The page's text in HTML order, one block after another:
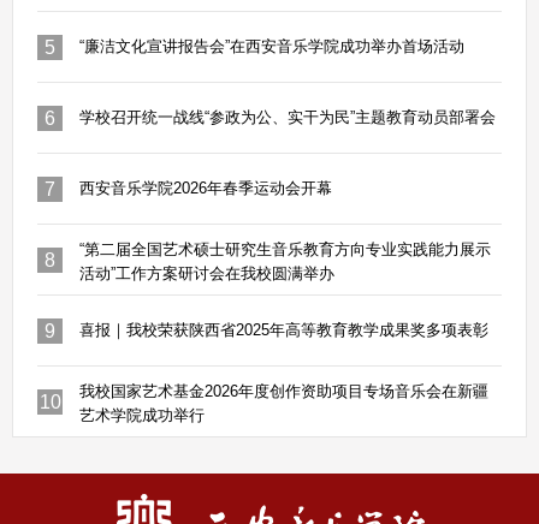
5 “廉洁文化宣讲报告会”在西安音乐学院成功举办首场活动
6 学校召开统一战线“参政为公、实干为民”主题教育动员部署会
7 西安音乐学院2026年春季运动会开幕
8
“第二届全国艺术硕士研究生音乐教育方向专业实践能力展示
活动”工作方案研讨会在我校圆满举办
9 喜报｜我校荣获陕西省2025年高等教育教学成果奖多项表彰
10
我校国家艺术基金2026年度创作资助项目专场音乐会在新疆
艺术学院成功举行